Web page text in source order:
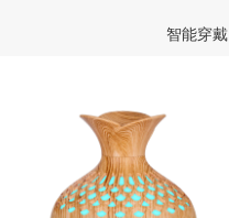
智能穿戴